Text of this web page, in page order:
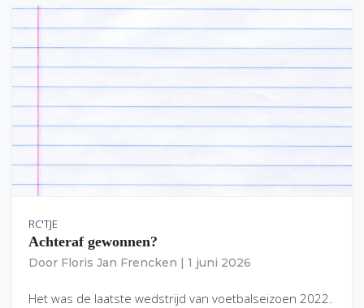
RC'TJE
Achteraf gewonnen?
Door Floris Jan Frencken 1 juni 2026
Het was de laatste wedstrijd van voetbalseizoen 2022.